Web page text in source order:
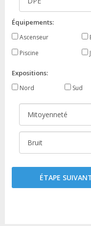
Équipements:
Ascenseur
Piscine
Expositions:
Nord Sud
ÉTAPE